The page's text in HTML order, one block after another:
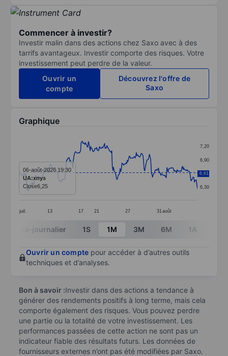
Commencer à investir?
Investir malin dans des actions chez Saxo avec à des
tarrifs avantageux. Investir comporte des risques. Votre
investissement peut perdre de la valeur.
Ouvrir un
compte
Découvrez l'offre de
Saxo
Graphique
Line chart with 299 data points.
The chart has 1 X axis displaying categories.
The chart has 1 Y axis displaying values. Data
juil. 13 17 21 27 31 août
6,30
6,60
6,90
7,20
6,61
06-août-2026 19:30
UA:xnys
Close6,25
End of interactive chart.
Intra-journalier 1S 1M 3M 6M 1A
Ouvrir un compte pour accéder à d’autres outils
techniques et d’analyses.
Bon à savoir :Investir dans des actions a tendance à
générer des rendements positifs à long terme, mais cela
comporte également des risques. Vous pouvez perdre
une partie ou la totalité de votre investissement. Les
performances passées de cette action ne sont pas un
indicateur fiable des résultats futurs. Les données de
fournisseurs externes n’ont pas été modifiées par Saxo.